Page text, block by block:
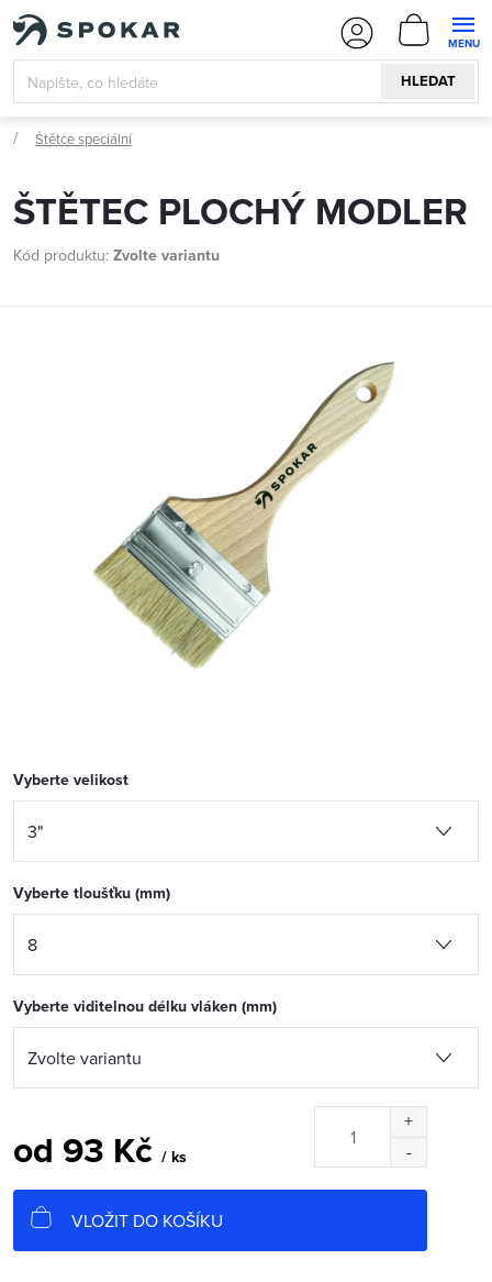
Přejít
obsah
HLEDAT
KOŠÍK
Štětce speciální
ŠTĚTEC PLOCHÝ MODLER
Kód produktu: Zvolte variantu
Vyberte velikost
Vyberte tloušťku (mm)
Vyberte viditelnou délku vláken (mm)
od 93 Kč / ks
cena:
VLOŽIT DO KOŠÍKU